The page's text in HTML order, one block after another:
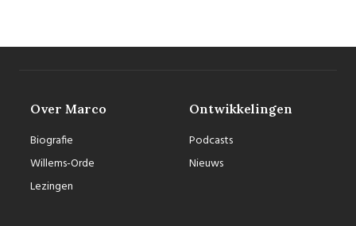
Over Marco
Biografie
Willems-Orde
Lezingen
Ontwikkelingen
Podcasts
Nieuws